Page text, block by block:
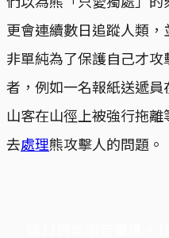
更會連續數日追蹤人類
非單純為了保護自己才
者，例如一名報紙送遞
山客在山徑上被強行拖
去處理熊攻擊人的問題。